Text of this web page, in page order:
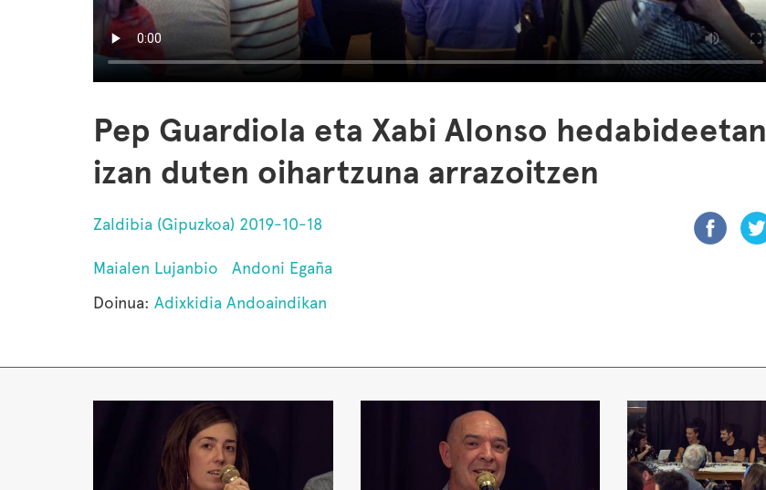
Pep Guardiola eta Xabi Alonso hedabideetan
izan duten oihartzuna arrazoitzen
Zaldibia (Gipuzkoa) 2019-10-18
Maialen Lujanbio
Andoni Egaña
Doinua: Adixkidia Andoaindikan